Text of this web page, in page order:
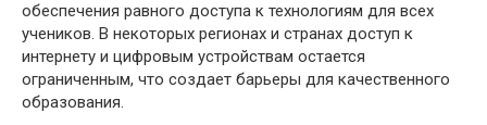
обеспечения равного доступа к технологиям для всех
учеников. В некоторых регионах и странах доступ к
интернету и цифровым устройствам остается
ограниченным, что создает барьеры для качественного
образования.